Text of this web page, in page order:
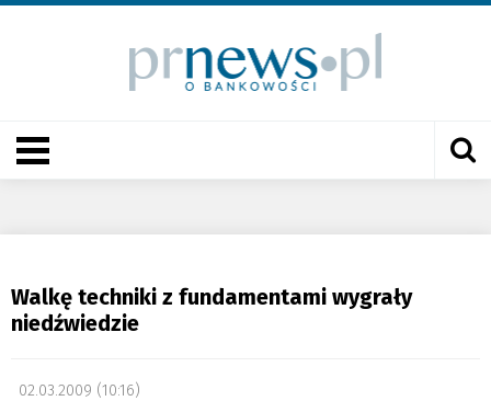
Walkę techniki z fundamentami wygrały
niedźwiedzie
02.03.2009 (10:16)